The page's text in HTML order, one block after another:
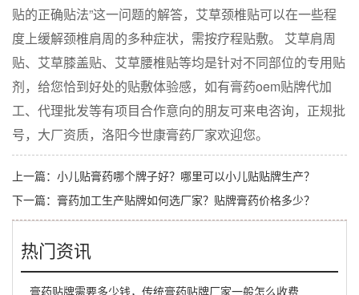
贴的正确贴法”这一问题的解答，艾草颈椎贴可以在一些程
度上缓解颈椎肩周的多种症状，需按疗程贴敷。 艾草肩周
贴、艾草膝盖贴、艾草腰椎贴等均是针对不同部位的专用贴
剂，给您恰到好处的贴敷体验感，如有膏药oem贴牌代加
工、代理批发等有项目合作意向的朋友可来电咨询，正规批
号，大厂资质，洛阳今世康膏药厂家欢迎您。
上一篇： 小儿贴膏药哪个牌子好？哪里可以小儿贴贴牌生产？
下一篇： 膏药加工生产贴牌如何选厂家？贴牌膏药价格多少？
热门资讯
膏药贴牌需要多少钱，传统膏药贴牌厂家一般怎么收费